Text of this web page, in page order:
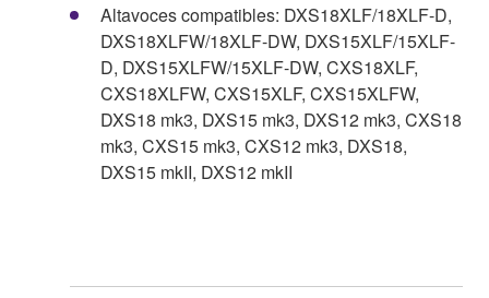
Altavoces compatibles: DXS18XLF/18XLF-D,
DXS18XLFW/18XLF-DW, DXS15XLF/15XLF-
D, DXS15XLFW/15XLF-DW, CXS18XLF,
CXS18XLFW, CXS15XLF, CXS15XLFW,
DXS18 mk3, DXS15 mk3, DXS12 mk3, CXS18
mk3, CXS15 mk3, CXS12 mk3, DXS18,
DXS15 mkII, DXS12 mkII